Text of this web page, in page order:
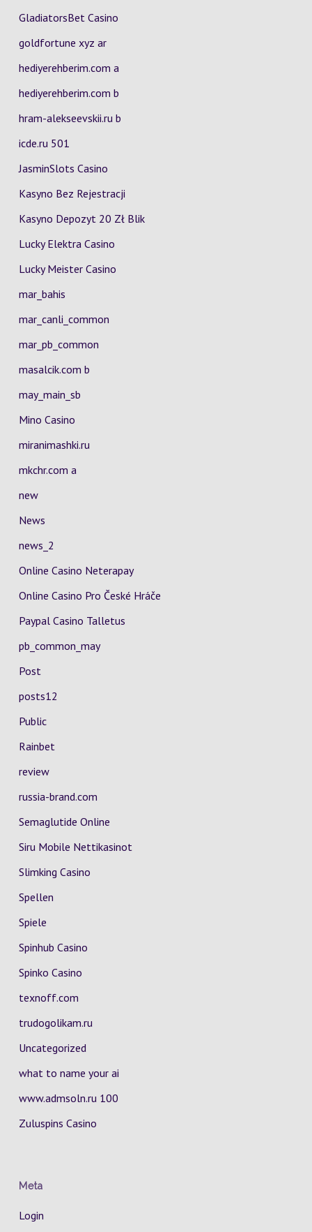
GladiatorsBet Casino
goldfortune xyz ar
hediyerehberim.com a
hediyerehberim.com b
hram-alekseevskii.ru b
icde.ru 501
JasminSlots Casino
Kasyno Bez Rejestracji
Kasyno Depozyt 20 Zł Blik
Lucky Elektra Casino
Lucky Meister Casino
mar_bahis
mar_canli_common
mar_pb_common
masalcik.com b
may_main_sb
Mino Casino
miranimashki.ru
mkchr.com a
new
News
news_2
Online Casino Neterapay
Online Casino Pro České Hráče
Paypal Casino Talletus
pb_common_may
Post
posts12
Public
Rainbet
review
russia-brand.com
Semaglutide Online
Siru Mobile Nettikasinot
Slimking Casino
Spellen
Spiele
Spinhub Casino
Spinko Casino
texnoff.com
trudogolikam.ru
Uncategorized
what to name your ai
www.admsoln.ru 100
Zuluspins Casino
Meta
Login